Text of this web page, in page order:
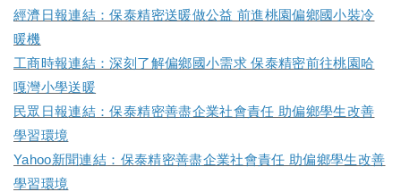
經濟日報連結：保泰精密送暖做公益 前進桃園偏鄉國小裝冷
暖機
工商時報連結：深刻了解偏鄉國小需求 保泰精密前往桃園哈
嘎灣小學送暖
民眾日報連結 ：保泰精密善盡企業社會責任 助偏鄉學生改善
學習環境
Yahoo新聞連結 ：保泰精密善盡企業社會責任 助偏鄉學生改善
學習環境